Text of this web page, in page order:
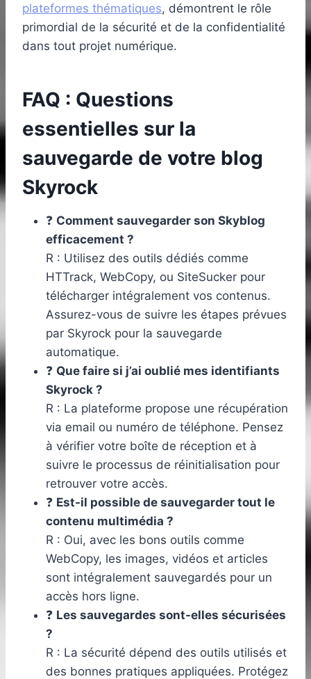
plateformes thématiques, démontrent le rôle
primordial de la sécurité et de la confidentialité
dans tout projet numérique.
FAQ : Questions
essentielles sur la
sauvegarde de votre blog
Skyrock
❓ Comment sauvegarder son Skyblog
efficacement ?
R : Utilisez des outils dédiés comme
HTTrack, WebCopy, ou SiteSucker pour
télécharger intégralement vos contenus.
Assurez-vous de suivre les étapes prévues
par Skyrock pour la sauvegarde
automatique.
❓ Que faire si j’ai oublié mes identifiants
Skyrock ?
R : La plateforme propose une récupération
via email ou numéro de téléphone. Pensez
à vérifier votre boîte de réception et à
suivre le processus de réinitialisation pour
retrouver votre accès.
❓ Est-il possible de sauvegarder tout le
contenu multimédia ?
R : Oui, avec les bons outils comme
WebCopy, les images, vidéos et articles
sont intégralement sauvegardés pour un
accès hors ligne.
❓ Les sauvegardes sont-elles sécurisées
?
R : La sécurité dépend des outils utilisés et
des bonnes pratiques appliquées. Protégez